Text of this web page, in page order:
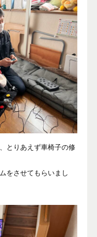
とりあえず車椅子の修
をさせてもらいまし